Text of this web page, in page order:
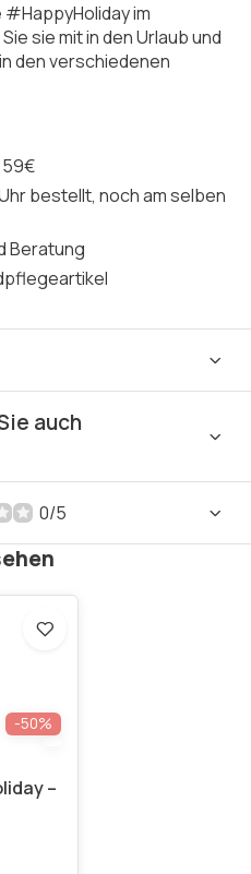
im
sie mit in den Urlaub und
den verschiedenen
59€
bestellt, noch am selben
Beratung
auch
0/5
-50%
–